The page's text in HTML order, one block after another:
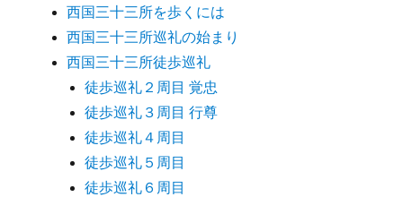
西国三十三所を歩くには
西国三十三所巡礼の始まり
西国三十三所徒歩巡礼
徒歩巡礼２周目 覚忠
徒歩巡礼３周目 行尊
徒歩巡礼４周目
徒歩巡礼５周目
徒歩巡礼６周目